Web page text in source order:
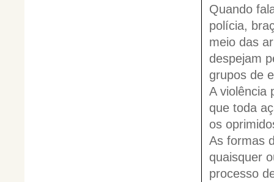
Quando
polícia,
meio das
despejam
grupos de
A violência
que toda
os
As formas
quaisquer
processo